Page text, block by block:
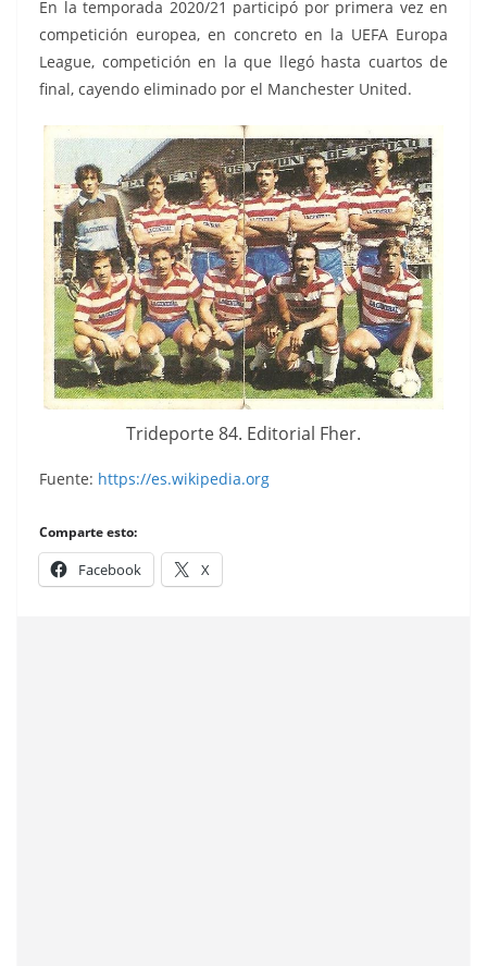
En la temporada 2020/21 participó por primera vez en
competición europea, en concreto en la UEFA Europa
League, competición en la que llegó hasta cuartos de
final, cayendo eliminado por el Manchester United.
Trideporte 84. Editorial Fher.
Fuente: https://es.wikipedia.org
Comparte esto:
Facebook X